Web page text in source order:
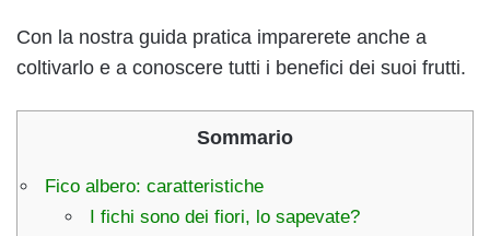
Con la nostra guida pratica imparerete anche a
coltivarlo e a conoscere tutti i benefici dei suoi frutti.
Sommario
Fico albero: caratteristiche
I fichi sono dei fiori, lo sapevate?